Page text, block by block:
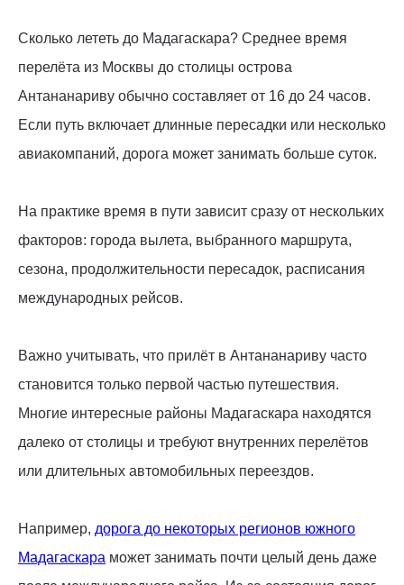
Сколько лететь до Мадагаскара? Среднее время
перелёта из Москвы до столицы острова
Антананариву обычно составляет от 16 до 24 часов.
Если путь включает длинные пересадки или несколько
авиакомпаний, дорога может занимать больше суток.
На практике время в пути зависит сразу от нескольких
факторов: города вылета, выбранного маршрута,
сезона, продолжительности пересадок, расписания
международных рейсов.
Важно учитывать, что прилёт в Антананариву часто
становится только первой частью путешествия.
Многие интересные районы Мадагаскара находятся
далеко от столицы и требуют внутренних перелётов
или длительных автомобильных переездов.
Например, дорога до некоторых регионов южного
Мадагаскара может занимать почти целый день даже